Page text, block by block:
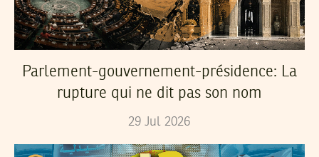
Parlement-gouvernement-présidence: La
rupture qui ne dit pas son nom
29 Jul 2026